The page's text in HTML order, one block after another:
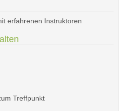
erfahrenen Instruktoren
Treffpunkt